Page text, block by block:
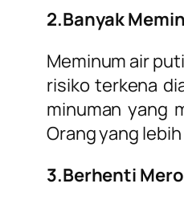
2.Banyak
Meminum air
risiko terkena
minuman yang
Orang yang
3.Berhenti